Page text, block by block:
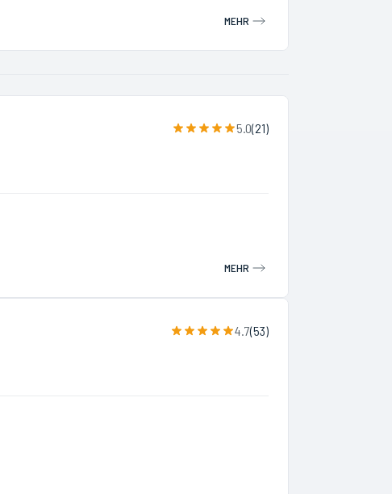
MEHR
5.0(21)
MEHR
4.7(53)